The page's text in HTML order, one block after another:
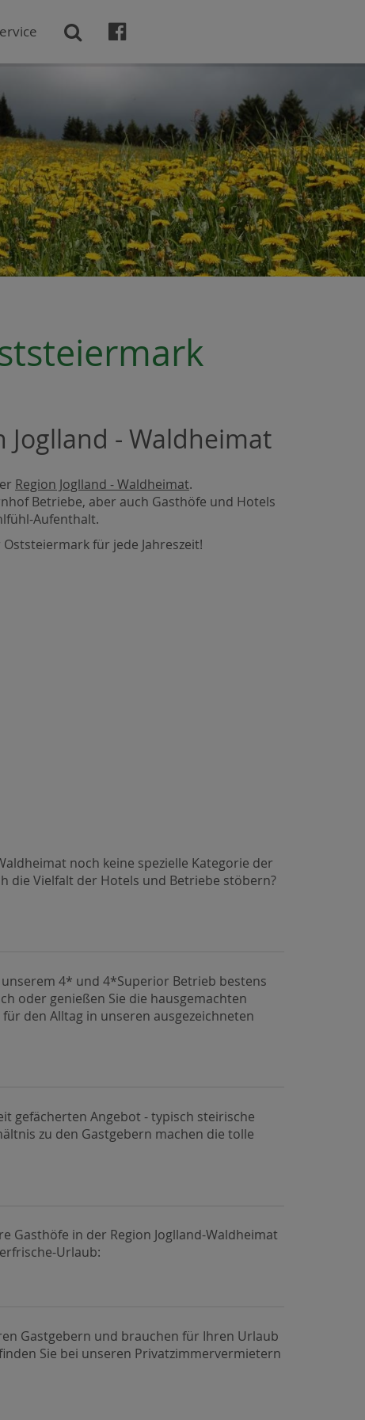
- Waldheimat
Region Joglland - Waldheimat.
Betriebe, aber auch Gasthöfe und Hotels
Aufenthalt.
für jede Jahreszeit!
noch keine spezielle Kategorie der
die Vielfalt der Hotels und Betriebe stöbern?
4* und 4*Superior Betrieb bestens
oder genießen Sie die hausgemachten
den Alltag in unseren ausgezeichneten
gefächerten Angebot - typisch steirische
zu den Gastgebern machen die tolle
Gasthöfe in der Region Joglland-Waldheimat
Urlaub:
Gastgebern und brauchen für Ihren Urlaub
Sie bei unseren Privatzimmervermietern
 